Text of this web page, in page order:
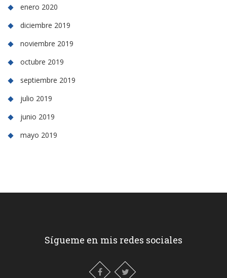
enero 2020
diciembre 2019
noviembre 2019
octubre 2019
septiembre 2019
julio 2019
junio 2019
mayo 2019
Sígueme en mis redes sociales